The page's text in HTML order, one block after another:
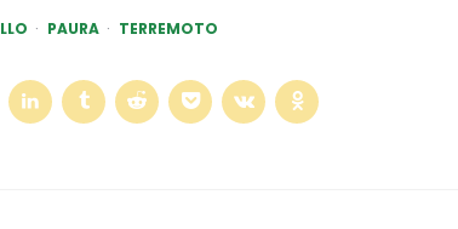
PAURA TERREMOTO